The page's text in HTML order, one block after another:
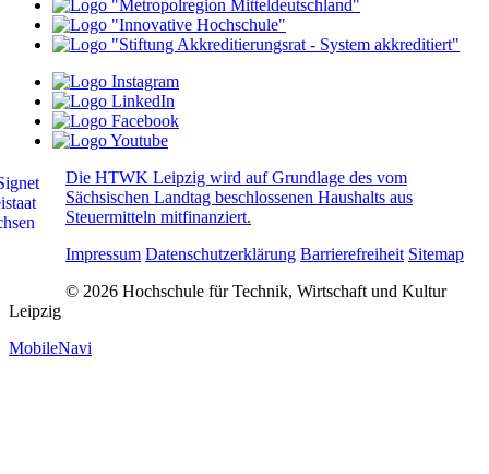
Die HTWK Leipzig wird auf Grundlage des vom
Sächsischen Landtag beschlossenen Haushalts aus
Steuermitteln mitfinanziert.
Impressum Datenschutzerklärung Barrierefreiheit Sitemap
© 2026 Hochschule für Technik, Wirtschaft und Kultur
Leipzig
MobileNavi